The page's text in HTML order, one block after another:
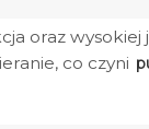
oraz
co czyni